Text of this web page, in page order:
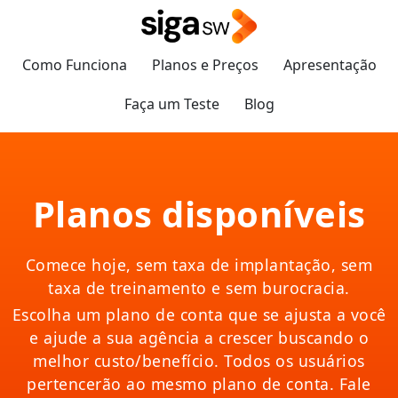
Como Funciona Planos e Preços
Apresentação
Faça um Teste
Blog
Planos disponíveis
Comece hoje, sem taxa de implantação, sem
taxa de treinamento e sem burocracia.
Escolha um plano de conta que se ajusta a você
e ajude a sua agência a crescer buscando o
melhor custo/benefício.Todos os usuários
pertencerão ao mesmo plano de conta. Fale